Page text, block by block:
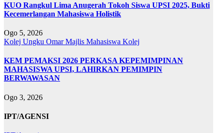
KUO Rangkul Lima Anugerah Tokoh Siswa UPSI 2025, Bukti
Kecemerlangan Mahasiswa Holistik
Ogo 5, 2026
Kolej Ungku OmarMajlis Mahasiswa Kolej
KEM PEMAKSI 2026 PERKASA KEPEMIMPINAN
MAHASISWA UPSI, LAHIRKAN PEMIMPIN
BERWAWASAN
Ogo 3, 2026
IPT/AGENSI